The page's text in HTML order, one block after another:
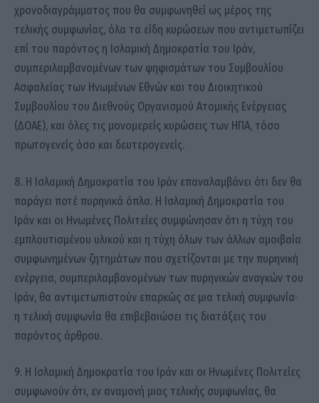
χρονοδιαγράμματος που θα συμφωνηθεί ως μέρος της
τελικής συμφωνίας, όλα τα είδη κυρώσεων που αντιμετωπίζει
επί του παρόντος η Ισλαμική Δημοκρατία του Ιράν,
συμπεριλαμβανομένων των ψηφισμάτων του Συμβουλίου
Ασφαλείας των Ηνωμένων Εθνών και του Διοικητικού
Συμβουλίου του Διεθνούς Οργανισμού Ατομικής Ενέργειας
(ΔΟΑΕ), και όλες τις μονομερείς κυρώσεις των ΗΠΑ, τόσο
πρωτογενείς όσο και δευτερογενείς.
8. Η Ισλαμική Δημοκρατία του Ιράν επαναλαμβάνει ότι δεν θα
παράγει ποτέ πυρηνικά όπλα. Η Ισλαμική Δημοκρατία του
Ιράν και οι Ηνωμένες Πολιτείες συμφώνησαν ότι η τύχη του
εμπλουτισμένου υλικού και η τύχη όλων των άλλων αμοιβαία
συμφωνημένων ζητημάτων που σχετίζονται με την πυρηνική
ενέργεια, συμπεριλαμβανομένων των πυρηνικών αναγκών του
Ιράν, θα αντιμετωπιστούν επαρκώς σε μια τελική συμφωνία·
η τελική συμφωνία θα επιβεβαιώσει τις διατάξεις του
παρόντος άρθρου.
9. Η Ισλαμική Δημοκρατία του Ιράν και οι Ηνωμένες Πολιτείες
συμφωνούν ότι, εν αναμονή μιας τελικής συμφωνίας, θα